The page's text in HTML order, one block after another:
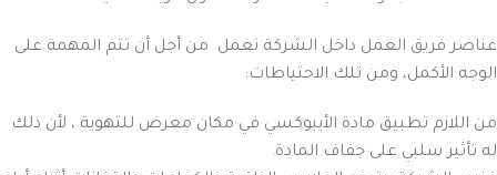
عناصر فريق العمل داخل الشركة تعمل من أجل أن تتم المهمة على
الوجه الأكمل، ومن تلك الاحتياطات:
من اللازم تطبيق مادة الأيبوكسي في مكان معرض للتهوية ، لأن ذلك
له تأثير سلبي على جفاف المادة.